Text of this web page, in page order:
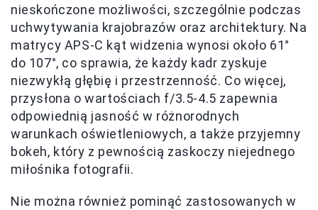
nieskończone możliwości, szczególnie podczas
uchwytywania krajobrazów oraz architektury. Na
matrycy APS-C kąt widzenia wynosi około 61°
do 107°, co sprawia, że każdy kadr zyskuje
niezwykłą głębię i przestrzenność. Co więcej,
przysłona o wartościach f/3.5-4.5 zapewnia
odpowiednią jasność w różnorodnych
warunkach oświetleniowych, a także przyjemny
bokeh, który z pewnością zaskoczy niejednego
miłośnika fotografii.
Nie można również pominąć zastosowanych w